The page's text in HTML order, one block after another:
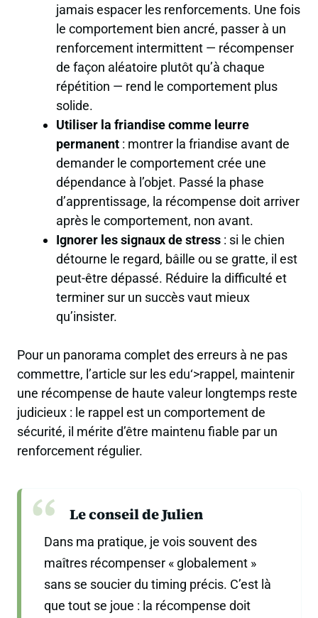
jamais espacer les renforcements. Une fois
le comportement bien ancré, passer à un
renforcement intermittent— récompenser
de façon aléatoire plutôt qu’à chaque
répétition — rend le comportement plus
solide.
Utiliser la friandise comme leurre
permanent: montrer la friandise avant de
demander le comportement crée une
dépendance à l’objet. Passé la phase
d’apprentissage, la récompense doit arriver
aprèsle comportement, non avant.
Ignorer les signaux de stress: si le chien
détourne le regard, bâille ou se gratte, il est
peut-être dépassé. Réduire la difficulté et
terminer sur un succès vaut mieux
qu’insister.
Pour un panorama complet des erreurs à ne pas
commettre, l’article sur lesedu‘>rappel, maintenir
une récompense de haute valeur longtemps reste
judicieux : le rappel est un comportement de
sécurité, il mérite d’être maintenu fiable par un
renforcement régulier.
Le conseil de Julien
Dans ma pratique, je vois souvent des
maîtres récompenser « globalement »
sans se soucier du timing précis. C’est là
que tout se joue : la récompense doit